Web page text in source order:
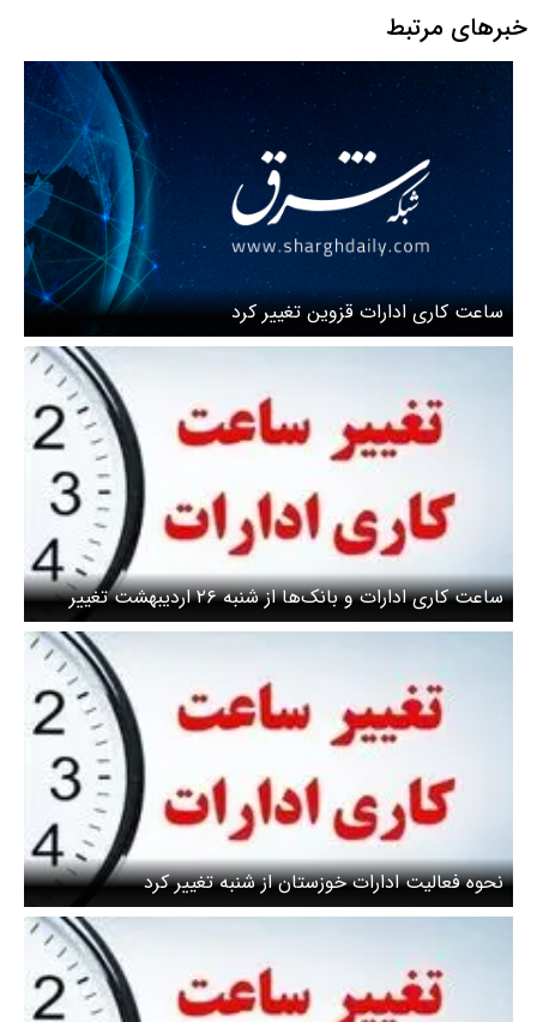
خبرهای مرتبط
ساعت کاری ادارات قزوین تغییر کرد
ساعت کاری ادارات و بانک‌ها از شنبه ۲۶ اردیبهشت تغییر
می‌کند
نحوه فعالیت ادارات خوزستان از شنبه تغییر کرد